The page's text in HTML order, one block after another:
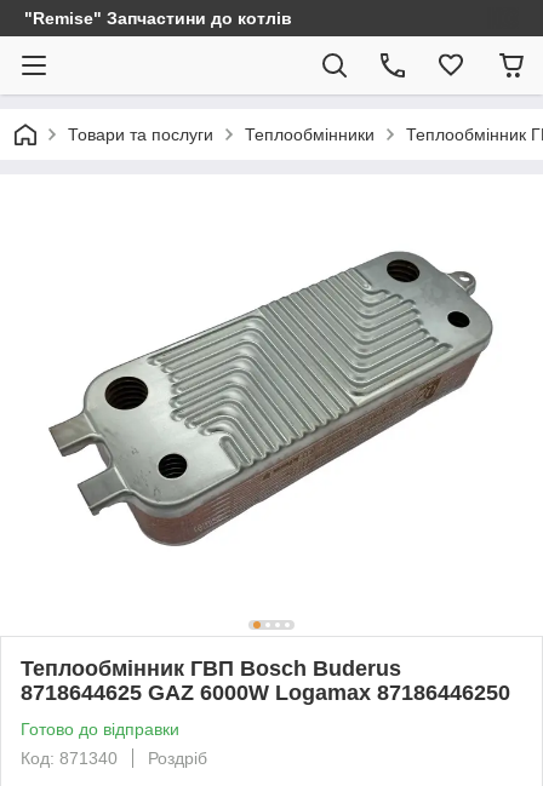
"Remise" Запчастини до котлів
Товари та послуги Теплообмінники Теплообмінник
Теплообмінник ГВП Bosch Buderus
8718644625 GAZ 6000W Logamax 87186446250
Готово до відправки
Код: 871340
Роздріб